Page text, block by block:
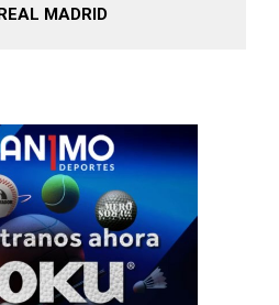
MADRID